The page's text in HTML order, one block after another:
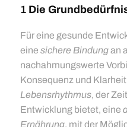
1 Die
Für eine gesunde
eine sichere Bindungan
nachahmungswerte
Konsequenz und
Lebensrhythmus, der
Entwicklung bietet, eine
Ernährung, mit der